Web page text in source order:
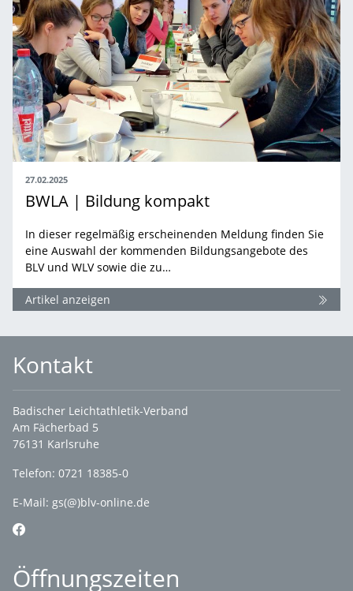
27.02.2025
BWLA | Bildung kompakt
In dieser regelmäßig erscheinenden Meldung finden Sie
eine Auswahl der kommenden Bildungsangebote des
BLV und WLV sowie die zu…
Artikel anzeigen
Kontakt
Badischer Leichtathletik-Verband
Am Fächerbad 5
76131 Karlsruhe
Telefon: 0721 18385-0
E-Mail: gs(@)blv-online.de
Öffnungszeiten